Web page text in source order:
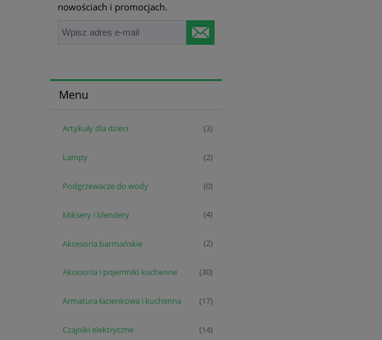
nowościach i promocjach.
Menu
Artykuły dla dzieci (3)
Lampy (2)
Podgrzewacze do wody (0)
Miksery i blendery (4)
Akcesoria barmańskie (2)
Akcesoria i pojemniki kuchenne (30)
Armatura łazienkowa i kuchenna (17)
Czajniki elektryczne (14)